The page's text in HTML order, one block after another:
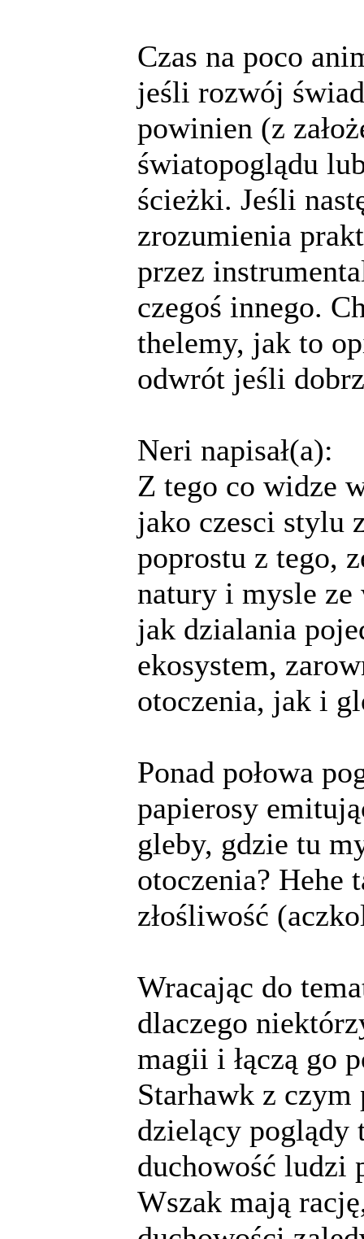
Czas na poco
jeśli rozwój
powinien (z
światopoglądu
ścieżki. Jeśli
zrozumienia
przez
czegoś innego.
thelemy, jak to
odwrót jeśli
Neri napisał(a):
Z tego co widze
jako czesci stylu
poprostu z tego,
natury i mysle ze
jak dzialania
ekosystem,
otoczenia, jak i
Ponad połowa
papierosy
gleby, gdzie tu
otoczenia? Hehe
złośliwość
Wracając do
dlaczego
magii i łączą go
Starhawk z czym
dzielący poglądy
duchowość ludzi
Wszak mają